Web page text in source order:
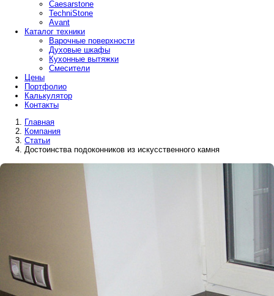
Caesarstone
TechniStone
Avant
Каталог техники
Варочные поверхности
Духовые шкафы
Кухонные вытяжки
Смесители
Цены
Портфолио
Калькулятор
Контакты
Главная
Компания
Статьи
Достоинства подоконников из искусственного камня